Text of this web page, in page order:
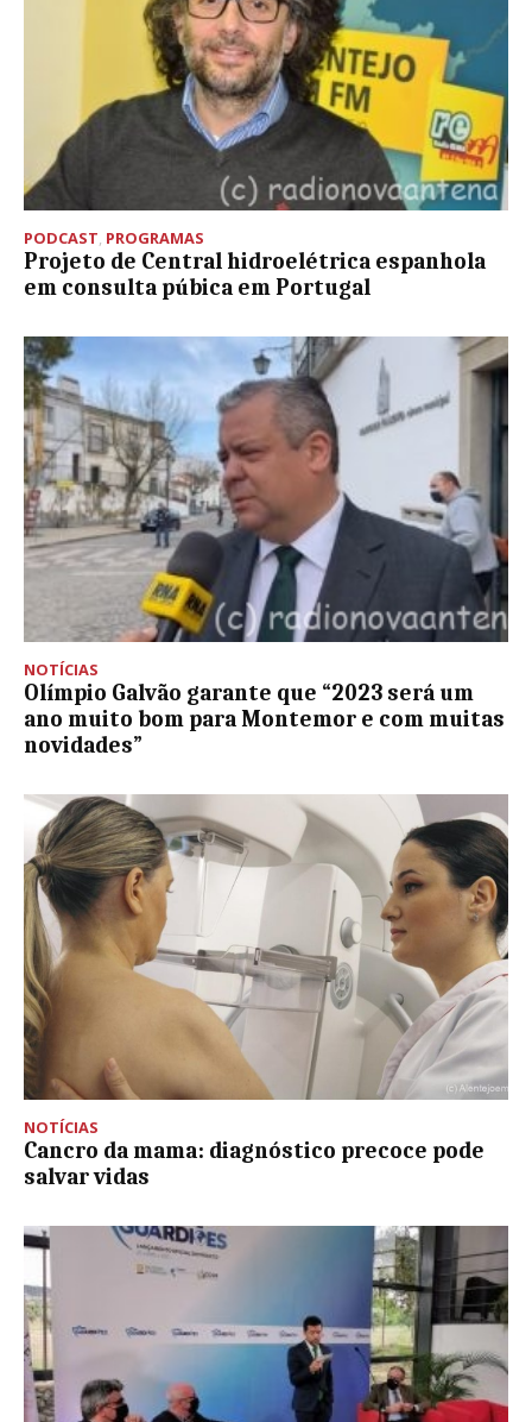
PODCAST PROGRAMAS
Projeto de Central hidroelétrica espanhola
em consulta púbica em Portugal
NOTÍCIAS
Olímpio Galvão garante que “2023 será um
ano muito bom para Montemor e com muitas
novidades”
NOTÍCIAS
Cancro da mama: diagnóstico precoce pode
salvar vidas